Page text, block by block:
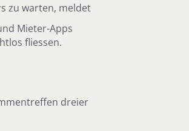
zu warten, meldet
Mieter-Apps
fliessen.
dreier